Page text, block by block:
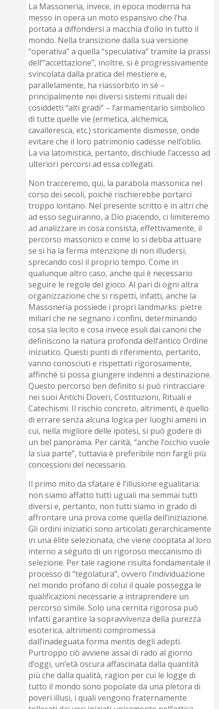
La Massoneria, invece, in epoca moderna ha
messo in opera un moto espansivo che l’ha
portata a diffondersi a macchia d’olio in tutto il
mondo. Nella transizione dalla sua versione
“operativa” a quella “speculativa” tramite la prassi
dell’“accettazione”, inoltre, si è progressivamente
svincolata dalla pratica del mestiere e,
parallelamente, ha riassorbito in sé –
principalmente nei diversi sistemi rituali dei
cosiddetti “alti gradi” – l’armamentario simbolico
di tutte quelle vie (ermetica, alchemica,
cavalleresca, etc.) storicamente dismesse, onde
evitare che il loro patrimonio cadesse nell’oblio.
La via latomistica, pertanto, dischiude l’accesso ad
ulteriori percorsi ad essa collegati.
Non tracceremo, qui, la parabola massonica nel
corso dei secoli, poiché rischierebbe portarci
troppo lontano. Nel presente scritto e in altri che
ad esso seguiranno, a Dio piacendo, ci limiteremo
ad analizzare in cosa consista, effettivamente, il
percorso massonico e come lo si debba attuare
se si ha la ferma intenzione di non illudersi,
sprecando così il proprio tempo. Come in
qualunque altro caso, anche qui è necessario
seguire le regole del gioco. Al pari di ogni altra
organizzazione che si rispetti, infatti, anche la
Massoneria possiede i propri landmarks: pietre
miliari che ne segnano i confini, determinando
cosa sia lecito e cosa invece esuli dai canoni che
definiscono la natura profonda dell’antico Ordine
iniziatico. Questi punti di riferimento, pertanto,
vanno conosciuti e rispettati rigorosamente,
affinché si possa giungere indenni a destinazione.
Questo percorso ben definito si può rintracciare
nei suoi Antichi Doveri, Costituzioni, Rituali e
Catechismi. Il rischio concreto, altrimenti, è quello
di errare senza alcuna logica per luoghi ameni in
cui, nella migliore delle ipotesi, si può godere di
un bel panorama. Per carità, “anche l’occhio vuole
la sua parte”, tuttavia è preferibile non fargli più
concessioni del necessario.
Il primo mito da sfatare è l’illusione egualitaria:
non siamo affatto tutti uguali ma semmai tutti
diversi e, pertanto, non tutti siamo in grado di
affrontare una prova come quella dell’iniziazione.
Gli ordini iniziatici sono articolati gerarchicamente
in una élite selezionata, che viene cooptata al loro
interno a séguito di un rigoroso meccanismo di
selezione. Per tale ragione risulta fondamentale il
processo di “tegolatura”, ovvero l’individuazione
nel mondo profano di colui il quale possegga le
qualificazioni necessarie a intraprendere un
percorso simile. Solo una cernita rigorosa può
infatti garantire la sopravvivenza della purezza
esoterica, altrimenti compromessa
dall’inadeguata forma mentis degli adepti.
Purtroppo ciò avviene assai di rado al giorno
d’oggi, un’età oscura affascinata dalla quantità
più che dalla qualità, ragion per cui le logge di
tutto il mondo sono popolate da una pletora di
poveri illusi, i quali vengono fraternamente